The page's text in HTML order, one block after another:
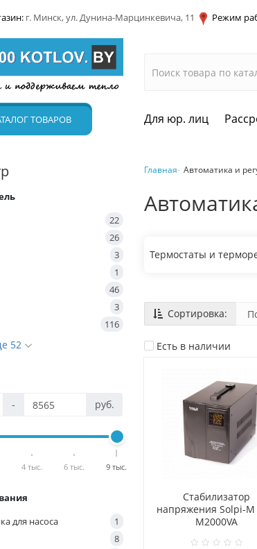
г. Минск, ул. Дунина-Марцинкевича, 11 Режим
ТОВАРОВ Для юр. лиц
22
26
3
1
46
3
116
52
- руб.
4 тыс. 6 тыс. 9 тыс.
для насоса
1
8
Главная Автоматика и
Термостаты и
Сортировка:
Есть в наличии
Стабилизатор
напряжения Solpi-M
M2000VA